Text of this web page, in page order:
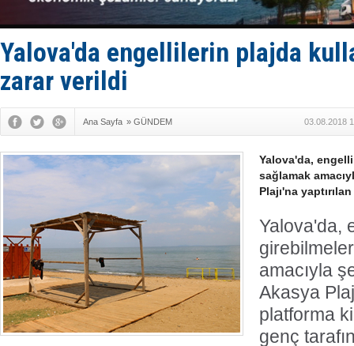
Keşfedildi:
Van’da
Yalova'da engellilerin plajda
zarar verildi
Ana Sayfa » GÜNDEM 03.08.2018
Yalova'da,
sağlamak
Plajı'na
Yalova'da,
amacıyla
Akasya
platforma
genç